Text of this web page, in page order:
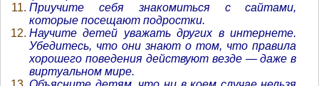
Приучите себя знакомиться с сайтами,
которые посещают подростки.
Научите детей уважать других в интернете.
Убедитесь, что они знают о том, что правила
хорошего поведения действуют везде — даже в
виртуальном мире.